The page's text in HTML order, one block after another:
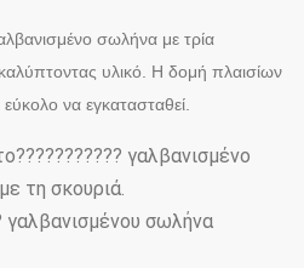
σωλήνα με τρία
υλικό. Η δομή πλαισίων
να εγκατασταθεί.
γαλβανισμένο
τη σκουριά.
γαλβανισμένου σωλήνα